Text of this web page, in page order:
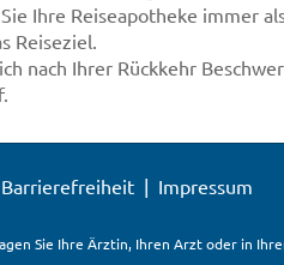
Ihre Reiseapotheke immer
Reiseziel.
nach Ihrer Rückkehr
Barrierefreiheit Impressum
Sie Ihre Ärztin, Ihren Arzt oder in